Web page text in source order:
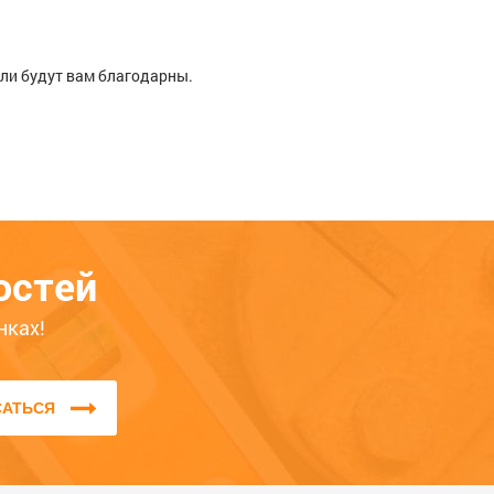
будут вам благодарны.
характеристикам.
написаны большими буквами или
оскорбления.